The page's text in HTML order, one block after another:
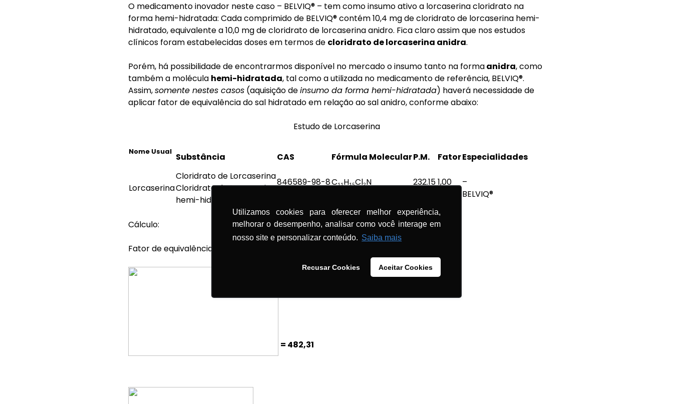
Utilizamos cookies para oferecer melhor experiência,
melhorar o desempenho, analisar como você interage em
nosso site e personalizar conteúdo. Saiba mais
Recusar Cookies Aceitar Cookies
O medicamento inovador neste caso – BELVIQ® – tem como insumo ativo a lorcaserina cloridrato na
forma hemi-hidratada: Cada comprimido de BELVIQ® contém 10,4 mg de cloridrato de lorcaserina hemi-
hidratado, equivalente a 10,0 mg de cloridrato de lorcaserina anidro. Fica claro assim que nos estudos
clínicos foram estabelecidas doses em termos de cloridrato de lorcaserina anidra.
Porém, há possibilidade de encontrarmos disponível no mercado o insumo tanto na formaanidra, como
também a molécula hemi-hidratada, tal como a utilizada no medicamento de referência, BELVIQ®.
Assim,somente nestes casos (aquisição deinsumo da forma hemi-hidratada) haverá necessidade de
aplicar fator de equivalência do sal hidratado em relação ao sal anidro, conforme abaixo:
Estudo de Lorcaserina
Nome Usual Substância CAS Fórmula MolecularP.M. FatorEspecialidades
Lorcaserina
Cloridrato de Lorcaserina
Cloridrato de Lorcaserina
hemi-hidratada
846589-98-8C11H15Cl2N
232.151,00
–
BELVIQ®
Cálculo:
Fator de equivalência = 482,31/232,15= 2,077/2= 1,038 =
= 482,31